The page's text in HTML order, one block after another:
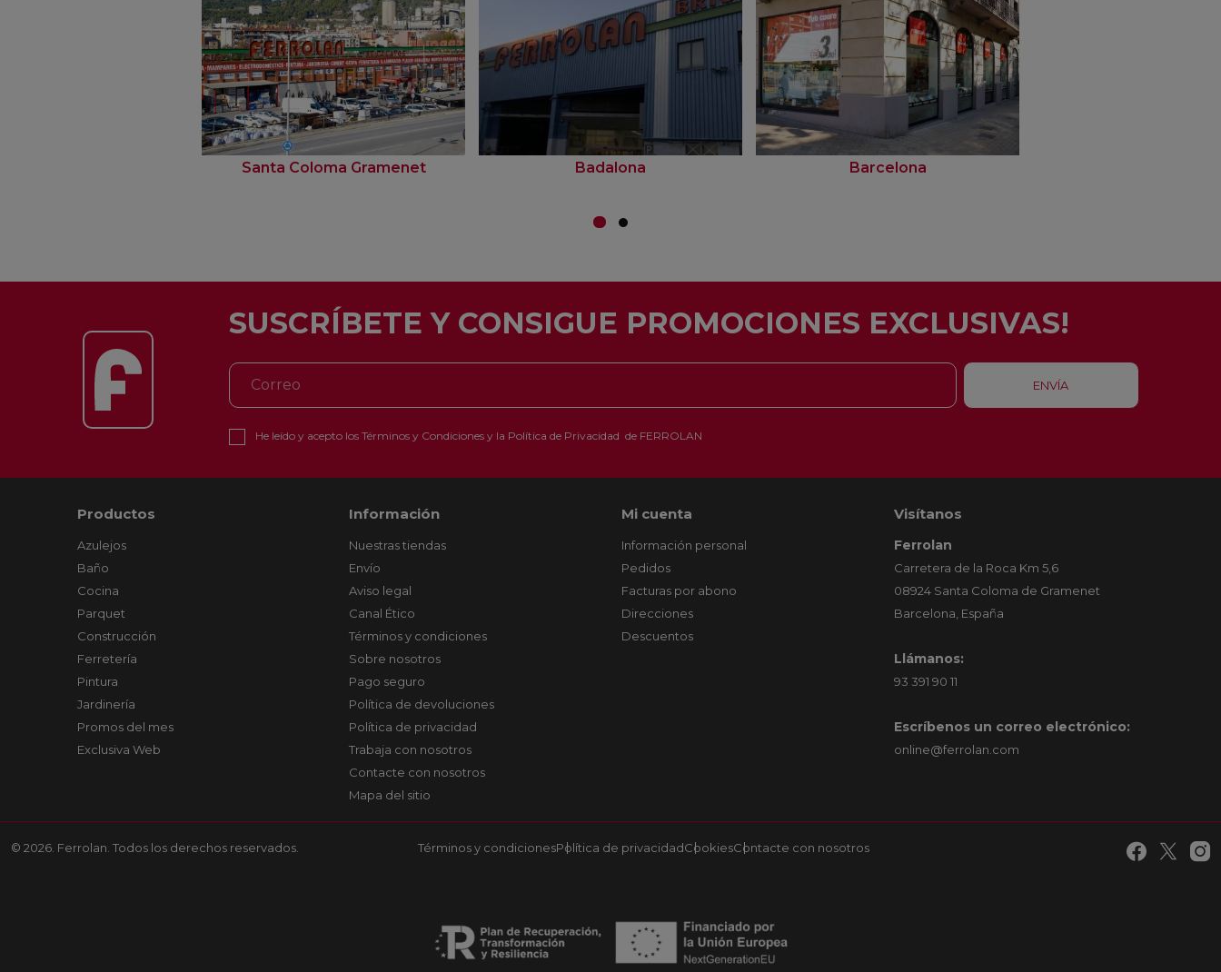
Santa Coloma Gramenet Badalona Barcelona
SUSCRÍBETE Y CONSIGUE PROMOCIONES EXCLUSIVAS!
He leído y acepto los Términos y Condicionesy la Política de Privacidad de FERROLAN
Productos
Azulejos
Baño
Cocina
Parquet
Construcción
Ferretería
Pintura
Jardinería
Promos del mes
Exclusiva Web
Información
Nuestras tiendas
Envío
Aviso legal
Canal Ético
Términos y condiciones
Sobre nosotros
Pago seguro
Política de devoluciones
Política de privacidad
Trabaja con nosotros
Contacte con nosotros
Mapa del sitio
Mi cuenta
Información personal
Pedidos
Facturas por abono
Direcciones
Descuentos
Visítanos
Ferrolan
Carretera de la Roca Km 5,6
08924 Santa Coloma de Gramenet
Barcelona, España
Llámanos:
93 391 90 11
Escríbenos un correo electrónico:
online@ferrolan.com
© 2026. Ferrolan. Todos los derechos reservados. Términos y condicionesPolítica de privacidadCookiesContacte con nosotros